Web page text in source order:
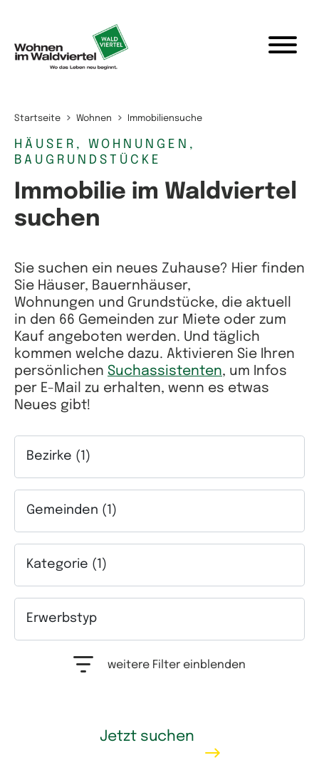
Startseite Wohnen Immobiliensuche
HÄUSER, WOHNUNGEN,
BAUGRUNDSTÜCKE
Immobilie im Waldviertel
suchen
Sie suchen ein neues Zuhause? Hier finden
Sie Häuser, Bauernhäuser,
Wohnungen und Grundstücke, die aktuell
in den 66 Gemeinden zur Miete oder zum
Kauf angeboten werden. Und täglich
kommen welche dazu. Aktivieren Sie Ihren
persönlichen Suchassistenten, um Infos
per E-Mail zu erhalten, wenn es etwas
Neues gibt!
Bezirke (1)
Gemeinden (1)
Kategorie (1)
Erwerbstyp
weitere Filter einblenden
Jetzt suchen